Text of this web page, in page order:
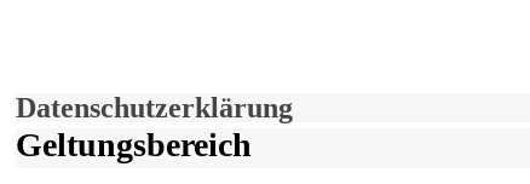
Datenschutzerklärung
Geltungsbereich